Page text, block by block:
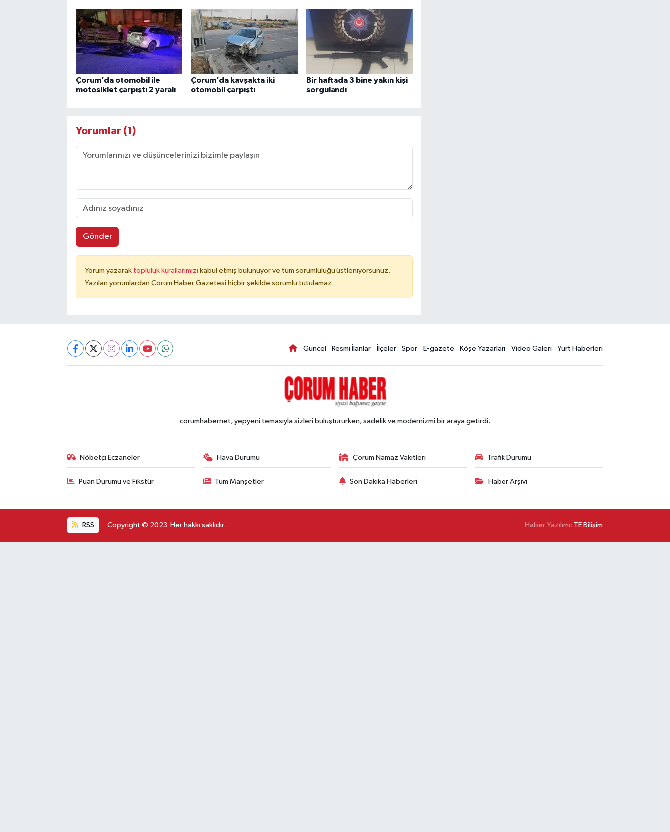
Çorum’da otomobil ile
motosiklet çarpıştı 2 yaralı
Çorum’da kavşakta iki
otomobil çarpıştı
Bir haftada 3 bine yakın kişi
sorgulandı
Yorumlar (1)
Gönder
Yorum yazarak topluluk kurallarımızı kabul etmiş bulunuyor ve tüm sorumluluğu üstleniyorsunuz.
Yazılan yorumlardan Çorum Haber Gazetesi hiçbir şekilde sorumlu tutulamaz.
Güncel Resmi İlanlar İlçeler Spor E-gazete Köşe Yazarları Video Galeri Yurt Haberleri
corumhabernet, yepyeni temasıyla sizleri buluştururken, sadelik ve modernizmi bir araya getirdi.
Nöbetçi Eczaneler Hava Durumu Çorum Namaz Vakitleri Trafik Durumu
Puan Durumu ve Fikstür Tüm Manşetler Son Dakika Haberleri Haber Arşivi
RSS Copyright © 2023. Her hakkı saklıdır. Haber Yazılımı: TE Bilişim